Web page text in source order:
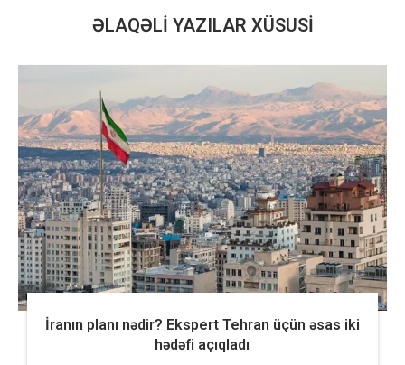
ƏLAQƏLI YAZILAR XÜSUSI
İranın planı nədir? Ekspert Tehran üçün əsas iki
hədəfi açıqladı